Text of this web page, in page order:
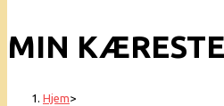
MIN
Hjem>